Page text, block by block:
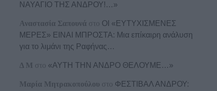
ΝΑΥΑΓΙΟ ΤΗΣ ΑΝΔΡΟΥ!…»
Αναστασία Σαπουνά στο ΟΙ «ΕΥΤΥΧΙΣΜΕΝΕΣ
ΜΕΡΕΣ» ΕΙΝΑΙ ΜΠΡΟΣΤΑ: Μια επίκαιρη ανάλυση
για το λιμάνι της Ραφήνας…
Δ Μ στο «ΑΥΤΗ ΤΗΝ ΑΝΔΡΟ ΘΕΛΟΥΜΕ…»
Μαρία Μητρακοπούλου στο ΦΕΣΤΙΒΑΛ ΑΝΔΡΟΥ: